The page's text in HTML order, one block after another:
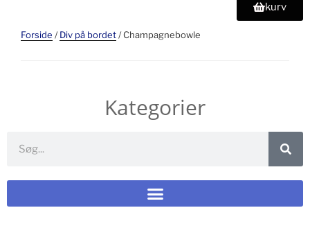
kurv
Forside /Div på bordet/ Champagnebowle
Kategorier